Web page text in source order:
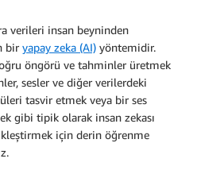
verileri insan beyninden
bir yapay zeka (AI) yöntemidir.
öngörü ve tahminler üretmek
sesler ve diğer verilerdeki
tasvir etmek veya bir ses
gibi tipik olarak insan zekası
için derin öğrenme